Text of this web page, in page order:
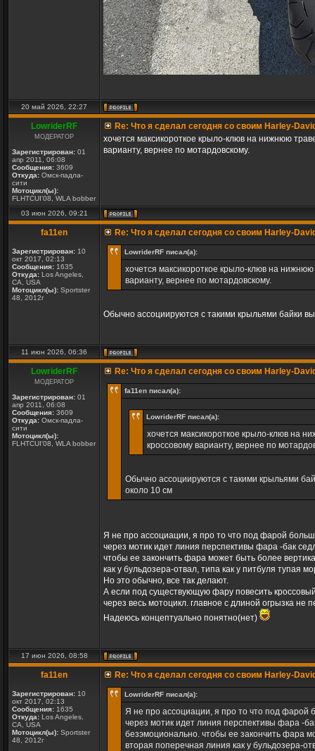
20 май 2026, 22:27
LowriderRF
МОДЕРАТОР
Зарегистрирован: 01
апр 2011, 06:08
Сообщения: 3609
Откуда: Омск-падла-
сити
Мотоцикл(ы):
FLHTCUI'08, WLA bobber
Re: Что я сделал сегодня со своим Harley-
хочется максикороткое крыло-клюв на нижнюю
варианту, вернее по мотардовскому.
03 июн 2026, 09:21
fa11en
Зарегистрирован: 10
окт 2017, 02:13
Сообщения: 1635
Откуда: Los Angeles,
CA, USA
Мотоцикл(ы): Sportster
48, 2012г
Re: Что я сделал сегодня со своим Harley-
LowriderRF писал(а):
хочется максикороткое крыло-клюв на
варианту, вернее по мотардовскому.
Обычно ассоциируются с такими крыльями байки
11 июн 2026, 06:36
LowriderRF
МОДЕРАТОР
Зарегистрирован: 01
апр 2011, 06:08
Сообщения: 3609
Откуда: Омск-падла-
сити
Мотоцикл(ы):
FLHTCUI'08, WLA bobber
Re: Что я сделал сегодня со своим Harley-
fa11en писал(а):
LowriderRF писал(а):
хочется максикороткое крыло-клюв на
кроссовому варианту, вернее по
Обычно ассоциируются с такими крыльями
около 10 см
Я не про ассоциации, я про то что под фарой
через мотик идет линия перспективы фара -бак
чтобы ее закончить фара может быть более
как у бульдозера-отвал, типа как у питбуля тупая
Но это обычно, все так делают.
А если под существующую фару повесить
через весь мотоцикл. главное с длиной огрызка
Надеюсь концептуально понятно(нет)
17 июн 2026, 08:58
fa11en
Зарегистрирован: 10
окт 2017, 02:13
Сообщения: 1635
Откуда: Los Angeles,
CA, USA
Мотоцикл(ы): Sportster
48, 2012г
Re: Что я сделал сегодня со своим Harley-
LowriderRF писал(а):
Я не про ассоциации, я про то что под фарой
через мотик идет линия перспективы фара -
безэмоционально. чтобы ее закончить фара
вторая поперечная линия как у бульдозера-